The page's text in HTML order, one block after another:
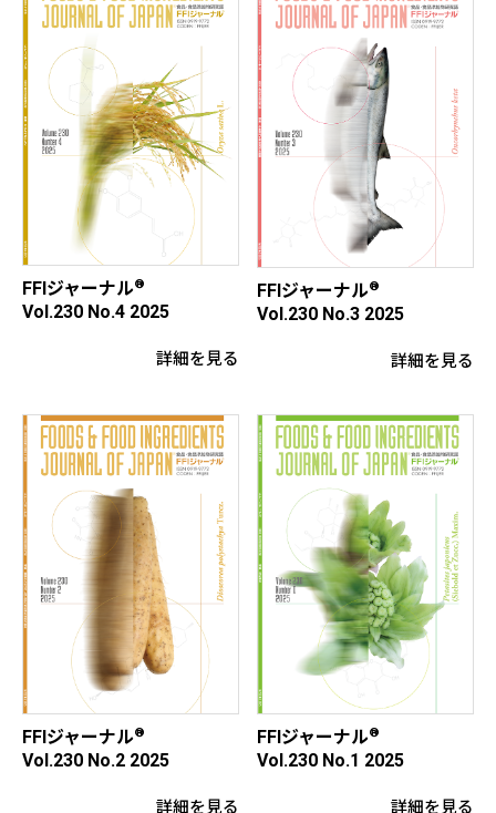
FFIジャーナル®
Vol.230 No.4 2025
詳細を見る
FFIジャーナル®
Vol.230 No.3 2025
詳細を見る
FFIジャーナル®
Vol.230 No.2 2025
詳細を見る
FFIジャーナル®
Vol.230 No.1 2025
詳細を見る